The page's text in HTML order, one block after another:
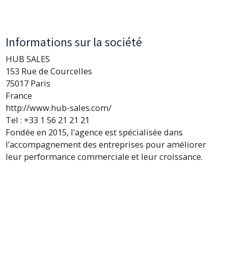
Informations sur la société
HUB SALES
153 Rue de Courcelles
75017 Paris
France
http://www.hub-sales.com/
Tel : +33 1 56 21 21 21
Fondée en 2015, l’agence est spécialisée dans
l’accompagnement des entreprises pour améliorer
leur performance commerciale et leur croissance.